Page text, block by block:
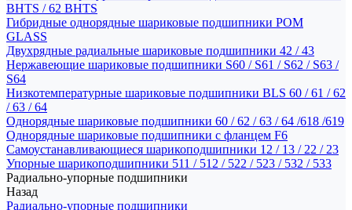
BHTS / 62 BHTS
Гибридные однорядные шариковые подшипники POM
GLASS
Двухрядные радиальные шариковые подшипники 42 / 43
Нержавеющие шариковые подшипники S60 / S61 / S62 / S63 /
S64
Низкотемпературные шариковые подшипники BLS 60 / 61 / 62
/ 63 / 64
Однорядные шариковые подшипники 60 / 62 / 63 / 64 /618 /619
Однорядные шариковые подшипники с фланцем F6
Самоустанавливающиеся шарикоподшипники 12 / 13 / 22 / 23
Упорные шарикоподшипники 511 / 512 / 522 / 523 / 532 / 533
Радиально-упорные подшипники
Назад
Радиально-упорные подшипники